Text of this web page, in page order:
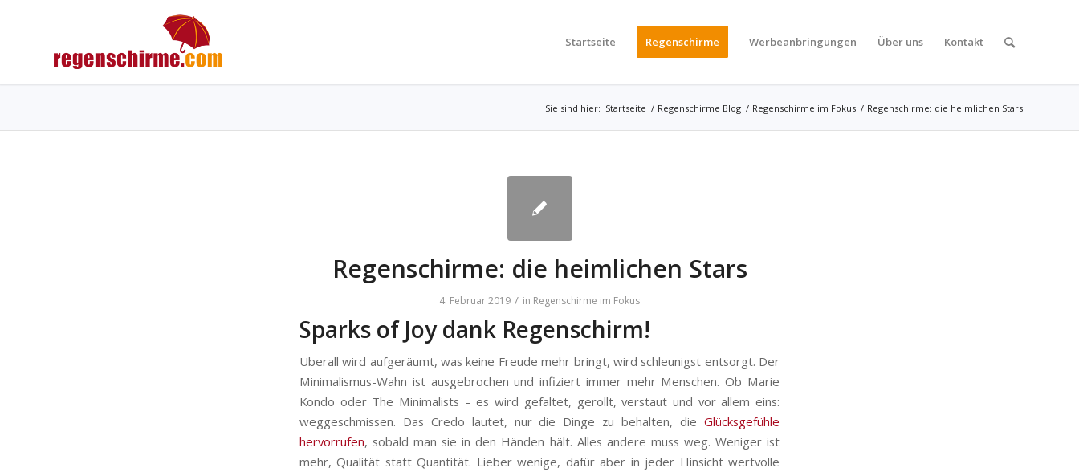
Startseite Regenschirme Werbeanbringungen Über uns Kontakt
Sie sind hier: Startseite / Regenschirme Blog / Regenschirme im Fokus / Regenschirme: die heimlichen Stars
Regenschirme: die heimlichen Stars
4. Februar 2019 / in Regenschirme im Fokus
Sparks of Joy dank Regenschirm!
Überall wird aufgeräumt, was keine Freude mehr bringt, wird schleunigst entsorgt. Der
Minimalismus-Wahn ist ausgebrochen und infiziert immer mehr Menschen. Ob Marie
Kondo oder The Minimalists – es wird gefaltet, gerollt, verstaut und vor allem eins:
weggeschmissen. Das Credo lautet, nur die Dinge zu behalten, die Glücksgefühle
hervorrufen, sobald man sie in den Händen hält. Alles andere muss weg. Weniger ist
mehr, Qualität statt Quantität. Lieber wenige, dafür aber in jeder Hinsicht wertvolle